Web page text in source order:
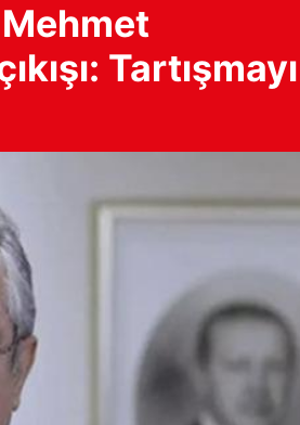
Tartışmayı